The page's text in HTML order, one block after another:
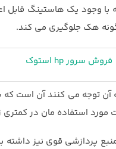
یک هاستینگ قابل
گونه هک جلوگیری می کند.
فروش سرور hp استوک
آن توجه می کنند آن است که
استفاده مان در کمتری
منبع پردازشی قوی نیز